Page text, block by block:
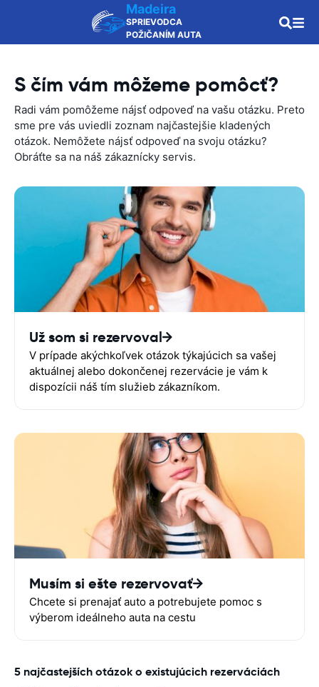
Madeira
SPRIEVODCA
POŽIČANÍM AUTA
S čím vám môžeme pomôcť?
Radi vám pomôžeme nájsť odpoveď na vašu otázku. Preto
sme pre vás uviedli zoznam najčastejšie kladených
otázok. Nemôžete nájsť odpoveď na svoju otázku?
Obráťte sa na náš zákaznícky servis.
Už som si rezervoval
V prípade akýchkoľvek otázok týkajúcich sa vašej
aktuálnej alebo dokončenej rezervácie je vám k
dispozícii náš tím služieb zákazníkom.
Musím si ešte rezervovať
Chcete si prenajať auto a potrebujete pomoc s
výberom ideálneho auta na cestu
5 najčastejších otázok o existujúcich rezerváciách